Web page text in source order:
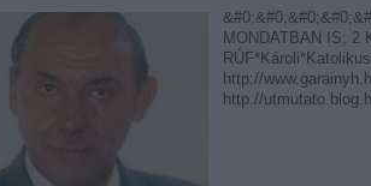
MONDATBAN IS; 2
http://
http://